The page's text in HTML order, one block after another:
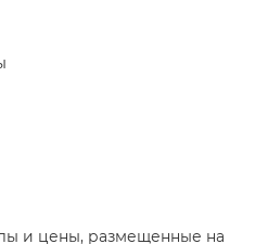
и цены, размещенные на